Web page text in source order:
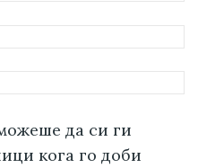
да си ги
кога го доби